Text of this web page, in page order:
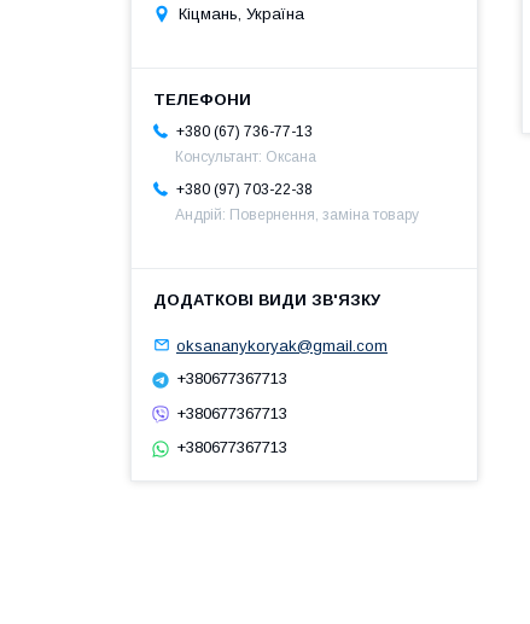
Кіцмань, Україна
+380 (67) 736-77-13
Консультант: Оксана
+380 (97) 703-22-38
Андрій: Повернення, заміна товару
oksananykoryak@gmail.com
+380677367713
+380677367713
+380677367713